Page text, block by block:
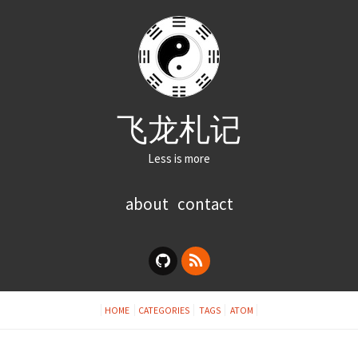
飞龙札记
Less is more
about contact
HOME CATEGORIES TAGS ATOM